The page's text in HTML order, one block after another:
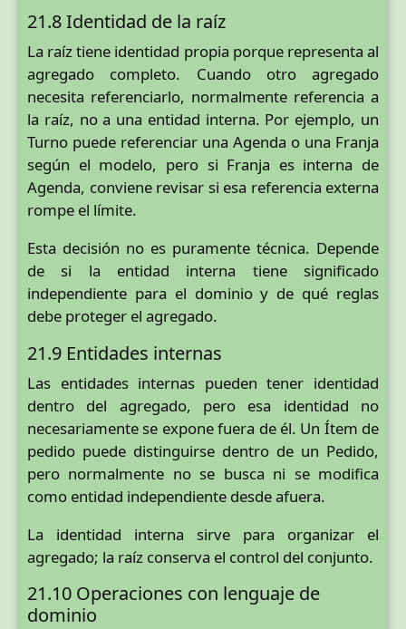
21.8 Identidad de la raíz
La raíz tiene identidad propia porque representa al
agregado completo. Cuando otro agregado
necesita referenciarlo, normalmente referencia a
la raíz, no a una entidad interna. Por ejemplo, un
Turno puede referenciar una Agenda o una Franja
según el modelo, pero si Franja es interna de
Agenda, conviene revisar si esa referencia externa
rompe el límite.
Esta decisión no es puramente técnica. Depende
de si la entidad interna tiene significado
independiente para el dominio y de qué reglas
debe proteger el agregado.
21.9 Entidades internas
Las entidades internas pueden tener identidad
dentro del agregado, pero esa identidad no
necesariamente se expone fuera de él. Un Ítem de
pedido puede distinguirse dentro de un Pedido,
pero normalmente no se busca ni se modifica
como entidad independiente desde afuera.
La identidad interna sirve para organizar el
agregado; la raíz conserva el control del conjunto.
21.10 Operaciones con lenguaje de
dominio